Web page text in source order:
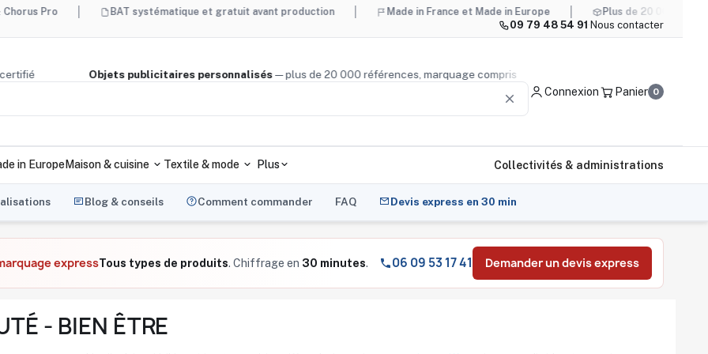
BAT systématique et gratuit avant production Made in France et Made in Europe
Plus de 20 000 références,
09 79 48 54 91 · Nous contacter
bois certifié Objets publicitaires personnalisés— plus de 20 000 références, marquage compris
clear Connexion Panier 0
in EuropeMaison & cuisine Textile & mode Plus Collectivités & administrations
Blog & conseils Comment commander FAQ Devis express en 30 min
expressTous types de produits. Chiffrage en 30 minutes. 06 09 53 17 41 Demander un devis express
- BIEN ÊTRE